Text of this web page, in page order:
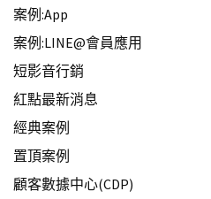
案例:App
案例:LINE@會員應用
短影音行銷
紅點最新消息
經典案例
置頂案例
顧客數據中心(CDP)